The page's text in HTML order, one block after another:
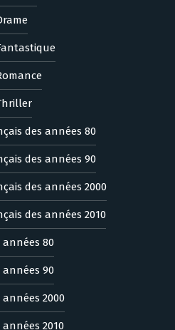
des années 80
des années 90
des années 2000
des années 2010
années 80
années 90
2000
2010